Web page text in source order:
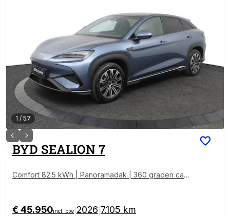
1 / 57
BYD SEALION 7
Comfort 82.5 kWh | Panoramadak | 360 graden cam
€ 45.950incl. btw 2026 7.105 km